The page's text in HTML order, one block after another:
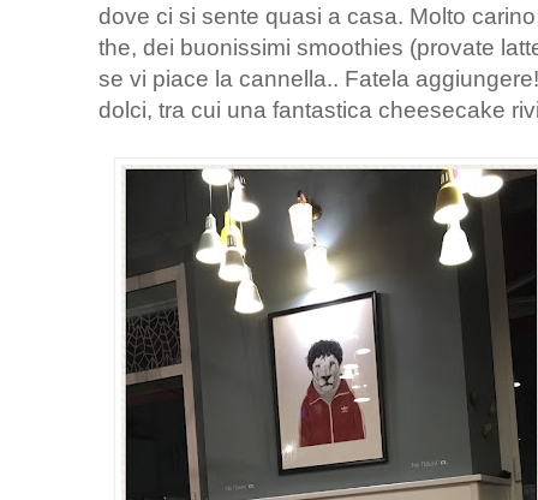
dove ci si sente quasi a casa. Molto
the, dei buonissimi smoothies (provate
se vi piace la cannella.. Fatela
dolci, tra cui una fantastica cheesecake